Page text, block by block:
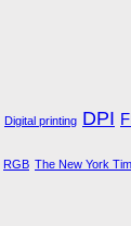
Digital printing DPI
RGB The New York